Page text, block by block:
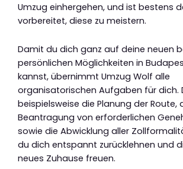
Umzug einhergehen, und ist bestens
vorbereitet, diese zu meistern.
Damit du dich ganz auf deine neuen
persönlichen Möglichkeiten in
kannst, übernimmt Umzug Wolf alle
organisatorischen Aufgaben für dich.
beispielsweise die Planung der Route,
Beantragung von erforderlichen
sowie die Abwicklung aller
du dich entspannt zurücklehnen und
neues Zuhause freuen.